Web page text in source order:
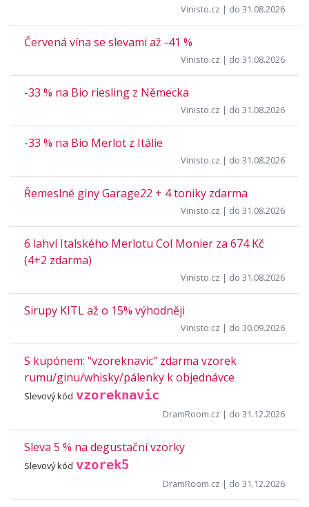
Vinisto.cz | do 31.08.2026
Červená vína se slevami až -41 %
Vinisto.cz | do 31.08.2026
-33 % na Bio riesling z Německa
Vinisto.cz | do 31.08.2026
-33 % na Bio Merlot z Itálie
Vinisto.cz | do 31.08.2026
Řemeslné giny Garage22 + 4 toniky zdarma
Vinisto.cz | do 31.08.2026
6 lahví Italského Merlotu Col Monier za 674 Kč
(4+2 zdarma)
Vinisto.cz | do 31.08.2026
Sirupy KITL až o 15% výhodněji
Vinisto.cz | do 30.09.2026
S kupónem: "vzoreknavic" zdarma vzorek
rumu/ginu/whisky/pálenky k objednávce
Slevový kód vzoreknavic
DramRoom.cz | do 31.12.2026
Sleva 5 % na degustační vzorky
Slevový kód vzorek5
DramRoom.cz | do 31.12.2026